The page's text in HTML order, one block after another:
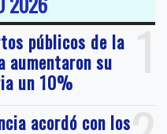
1
públicos de la
aumentaron su
un 10%
acordó con los